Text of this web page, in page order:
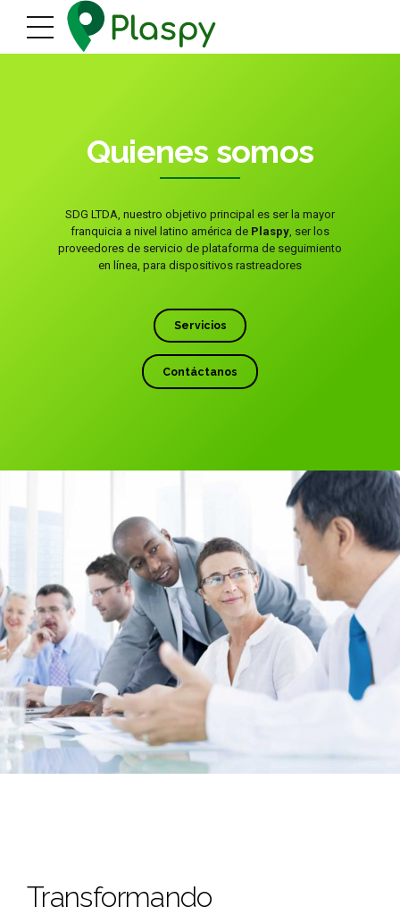
Quienes somos
SDG LTDA, nuestro objetivo principal es ser la mayor
franquicia a nivel latino américa de Plaspy , ser los
proveedores de servicio de plataforma de seguimiento
en línea, para dispositivos rastreadores
Servicios
Contáctanos
Transformando